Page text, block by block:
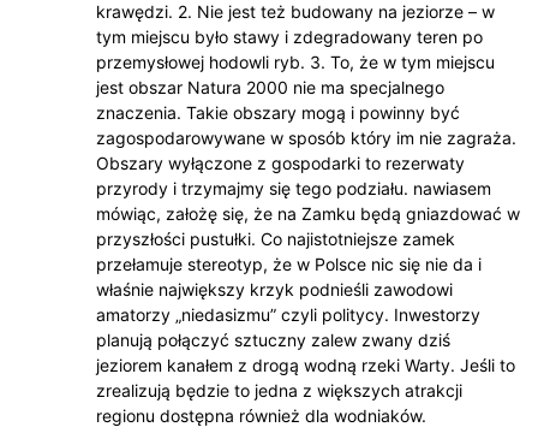
krawędzi. 2. Nie jest też budowany na jeziorze – w
tym miejscu było stawy i zdegradowany teren po
przemysłowej hodowli ryb. 3. To, że w tym miejscu
jest obszar Natura 2000 nie ma specjalnego
znaczenia. Takie obszary mogą i powinny być
zagospodarowywane w sposób który im nie zagraża.
Obszary wyłączone z gospodarki to rezerwaty
przyrody i trzymajmy się tego podziału. nawiasem
mówiąc, założę się, że na Zamku będą gniazdować w
przyszłości pustułki. Co najistotniejsze zamek
przełamuje stereotyp, że w Polsce nic się nie da i
właśnie największy krzyk podnieśli zawodowi
amatorzy „niedasizmu” czyli politycy. Inwestorzy
planują połączyć sztuczny zalew zwany dziś
jeziorem kanałem z drogą wodną rzeki Warty. Jeśli to
zrealizują będzie to jedna z większych atrakcji
regionu dostępna również dla wodniaków.